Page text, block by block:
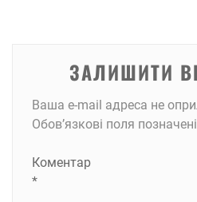
ЗАЛИШИТИ
Ваша e-mail адреса не
Обов’язкові поля позначені
Коментар
*